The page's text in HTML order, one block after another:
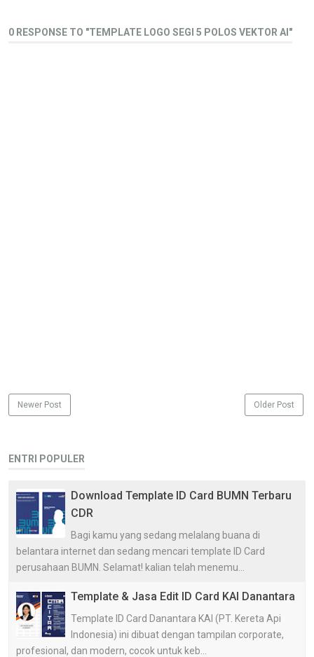
0 RESPONSE TO "TEMPLATE LOGO SEGI 5 POLOS VEKTOR AI"
Newer Post Older Post
ENTRI POPULER
Download Template ID Card BUMN Terbaru
CDR
Bagi kamu yang sedang melalang buana di
belantara internet dan sedang mencari template ID Card
perusahaan BUMN. Selamat! kalian telah menemu...
Template & Jasa Edit ID Card KAI Danantara
Template ID Card Danantara KAI (PT. Kereta Api
Indonesia) ini dibuat dengan tampilan corporate,
profesional, dan modern, cocok untuk keb...